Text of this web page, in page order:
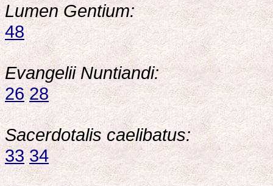
Lumen Gentium:
48
Evangelii Nuntiandi:
26 28
Sacerdotalis caelibatus:
33 34